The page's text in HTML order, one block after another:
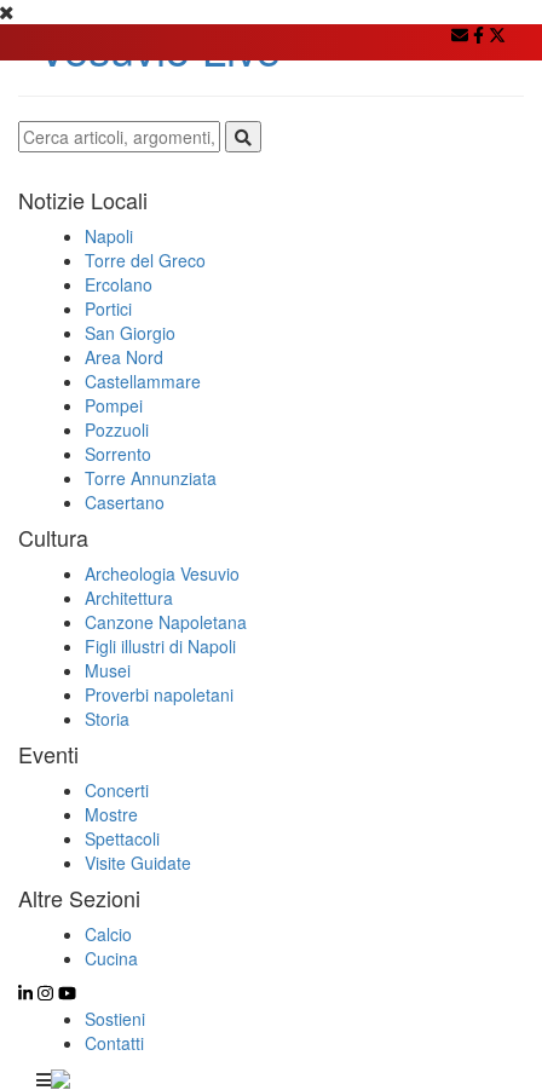
Notizie Locali
Napoli
Torre del Greco
Ercolano
Portici
San Giorgio
Area Nord
Castellammare
Pompei
Pozzuoli
Sorrento
Torre Annunziata
Casertano
Cultura
Archeologia Vesuvio
Architettura
Canzone Napoletana
Figli illustri di Napoli
Musei
Proverbi napoletani
Storia
Eventi
Concerti
Mostre
Spettacoli
Visite Guidate
Altre Sezioni
Calcio
Cucina
Sostieni
Contatti